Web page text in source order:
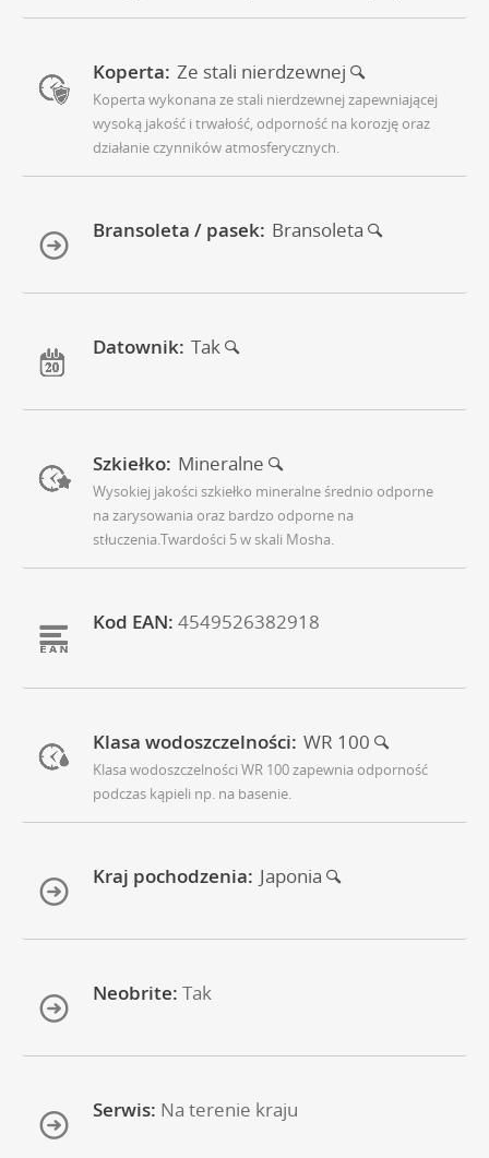
Koperta: Ze stali nierdzewnej
Koperta wykonana ze stali nierdzewnej zapewniającej
wysoką jakość i trwałość, odporność na korozję oraz
działanie czynników atmosferycznych.
Bransoleta / pasek: Bransoleta
Datownik: Tak
Szkiełko: Mineralne
Wysokiej jakości szkiełko mineralne średnio odporne
na zarysowania oraz bardzo odporne na
stłuczenia.Twardości 5 w skali Mosha.
Kod EAN: 4549526382918
Klasa wodoszczelności: WR 100
Klasa wodoszczelności WR 100 zapewnia odporność
podczas kąpieli np. na basenie.
Kraj pochodzenia: Japonia
Neobrite: Tak
Serwis: Na terenie kraju